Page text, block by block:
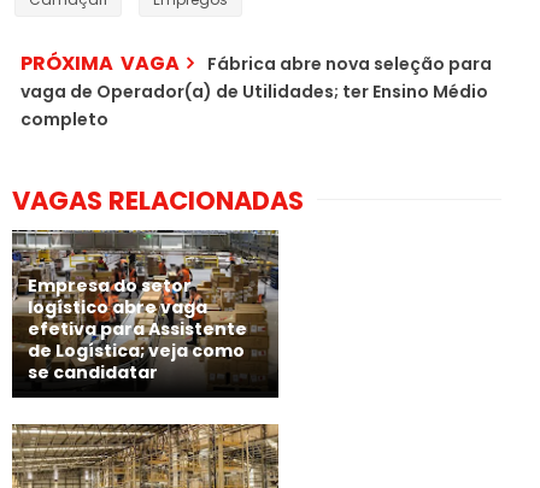
PRÓXIMA VAGA
Fábrica abre nova seleção para
vaga de Operador(a) de Utilidades; ter Ensino Médio
completo
VAGAS RELACIONADAS
Empresa do setor
logístico abre vaga
efetiva para Assistente
de Logística; veja como
se candidatar